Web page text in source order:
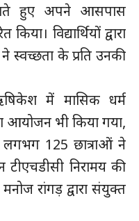
हुए अपने आसपास
विद्यार्थियों द्वारा
ने स्वच्छता के प्रति उनकी
में मासिक धर्म
आयोजन भी किया गया,
125 छात्राओं ने
टीएचडीसी निरामय की
रांगड़ द्वारा संयुक्त